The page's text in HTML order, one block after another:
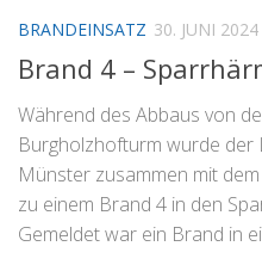
BRANDEINSATZ 30. JUNI 2024
Brand 4 –
Während des Abbaus von
Burgholzhofturm wurde der
Münster zusammen mit
zu einem Brand 4 in den
Gemeldet war ein Brand in